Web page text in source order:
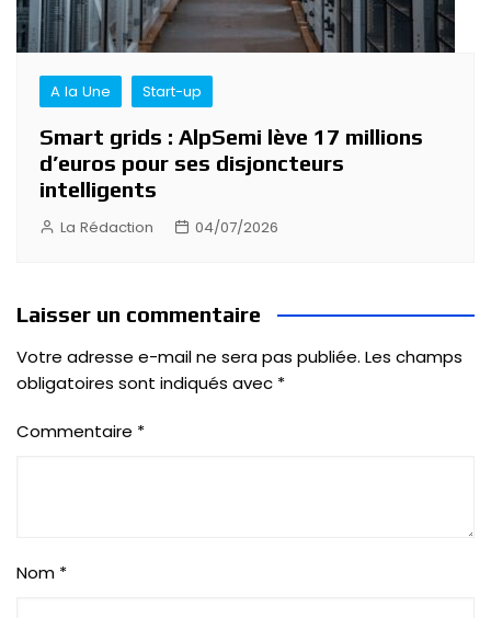
A la Une Start-up
Smart grids : AlpSemi lève 17 millions
d’euros pour ses disjoncteurs
intelligents
La Rédaction 04/07/2026
Laisser un commentaire
Votre adresse e-mail ne sera pas publiée. Les champs
obligatoires sont indiqués avec *
Commentaire *
Nom *